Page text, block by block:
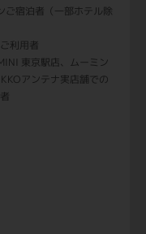
ご宿泊者（一部ホテル除
利用者
東京駅店、ムーミン
アンテナ実店舗での